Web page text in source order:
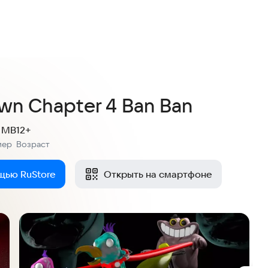
Chapter 4 Ban Ban
MB
Возраст
12+
RuStore Открыть на смартфоне